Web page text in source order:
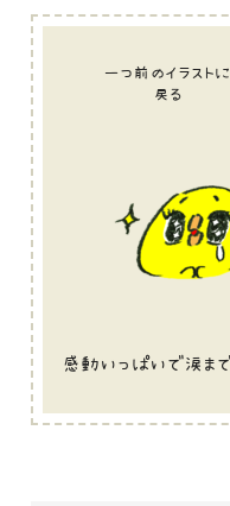
一つ前のイラストに
戻る